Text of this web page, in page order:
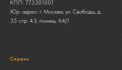
КПП: 773301001
Юр. адрес: г. Москва, ул. Свободы, д.
35 стр. 43, помещ. 64/1
Сервис